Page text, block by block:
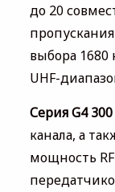
до 20
выбора 1680
UHF-
Серия G4 300
канала, а
мощность